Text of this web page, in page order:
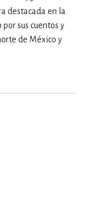
destacada en la
sus cuentos y
de México y